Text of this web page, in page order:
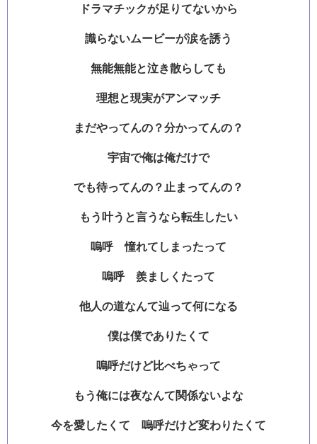
ドラマチックが足りてないから
識らないムービーが涙を誘う
無能無能と泣き散らしても
理想と現実がアンマッチ
まだやってんの？分かってんの？
宇宙で俺は俺だけで
でも待ってんの？止まってんの？
もう叶うと言うなら転生したい
嗚呼 憧れてしまったって
嗚呼 羨ましくたって
他人の道なんて辿って何になる
僕は僕でありたくて
嗚呼だけど比べちゃって
もう俺には夜なんて関係ないよな
今を愛したくて 嗚呼だけど変わりたくて